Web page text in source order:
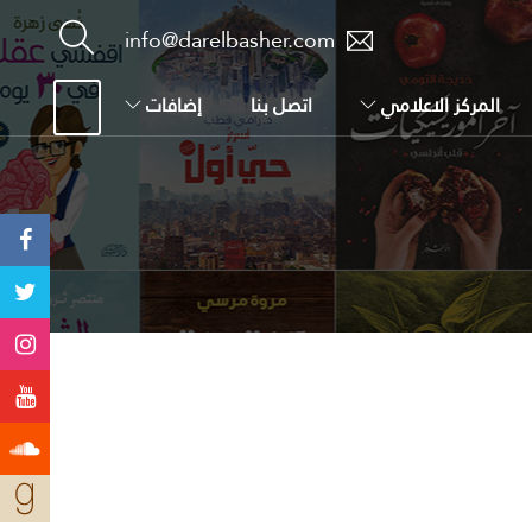
info@darelbasher.com
المركز الاعلامي اتصل بنا إضافات